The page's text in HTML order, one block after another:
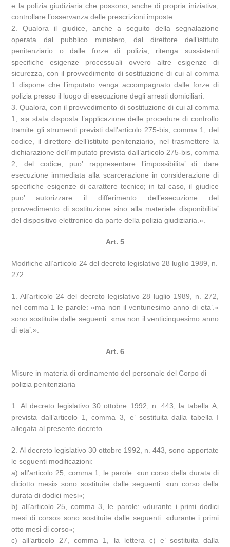
e la polizia giudiziaria che possono, anche di propria iniziativa,
controllare l’osservanza delle prescrizioni imposte.
2. Qualora il giudice, anche a seguito della segnalazione
operata dal pubblico ministero, dal direttore dell’istituto
penitenziario o dalle forze di polizia, ritenga sussistenti
specifiche esigenze processuali ovvero altre esigenze di
sicurezza, con il provvedimento di sostituzione di cui al comma
1 dispone che l’imputato venga accompagnato dalle forze di
polizia presso il luogo di esecuzione degli arresti domiciliari.
3. Qualora, con il provvedimento di sostituzione di cui al comma
1, sia stata disposta l’applicazione delle procedure di controllo
tramite gli strumenti previsti dall’articolo 275-bis, comma 1, del
codice, il direttore dell’istituto penitenziario, nel trasmettere la
dichiarazione dell’imputato prevista dall’articolo 275-bis, comma
2, del codice, puo’ rappresentare l’impossibilita’ di dare
esecuzione immediata alla scarcerazione in considerazione di
specifiche esigenze di carattere tecnico; in tal caso, il giudice
puo’ autorizzare il differimento dell’esecuzione del
provvedimento di sostituzione sino alla materiale disponibilita’
del dispositivo elettronico da parte della polizia giudiziaria.».
Art. 5
Modifiche all’articolo 24 del decreto legislativo 28 luglio 1989, n.
272
1. All’articolo 24 del decreto legislativo 28 luglio 1989, n. 272,
nel comma 1 le parole: «ma non il ventunesimo anno di eta’.»
sono sostituite dalle seguenti: «ma non il venticinquesimo anno
di eta’.».
Art. 6
Misure in materia di ordinamento del personale del Corpo di
polizia penitenziaria
1. Al decreto legislativo 30 ottobre 1992, n. 443, la tabella A,
prevista dall’articolo 1, comma 3, e’ sostituita dalla tabella I
allegata al presente decreto.
2. Al decreto legislativo 30 ottobre 1992, n. 443, sono apportate
le seguenti modificazioni:
a) all’articolo 25, comma 1, le parole: «un corso della durata di
diciotto mesi» sono sostituite dalle seguenti: «un corso della
durata di dodici mesi»;
b) all’articolo 25, comma 3, le parole: «durante i primi dodici
mesi di corso» sono sostituite dalle seguenti: «durante i primi
otto mesi di corso»;
c) all’articolo 27, comma 1, la lettera c) e’ sostituita dalla